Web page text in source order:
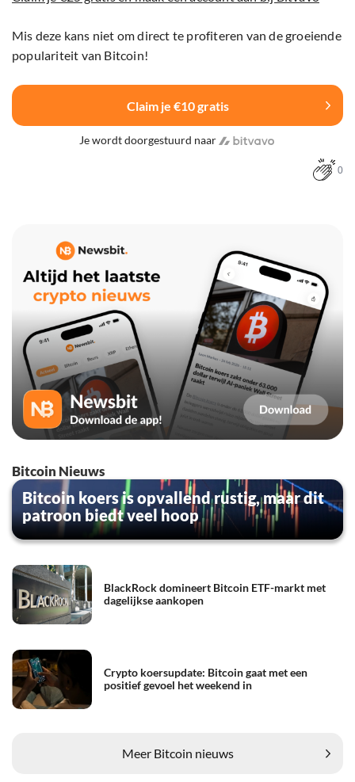
Mis deze kans niet om direct te profiteren van de groeiende
populariteit van Bitcoin!
Claim je €10 gratis
Je wordt doorgestuurd naar
0
Bitcoin Nieuws
Bitcoin koers is opvallend rustig, maar dit
patroon biedt veel hoop
BlackRock domineert Bitcoin ETF-markt met
dagelijkse aankopen
Crypto koersupdate: Bitcoin gaat met een
positief gevoel het weekend in
Meer Bitcoin nieuws